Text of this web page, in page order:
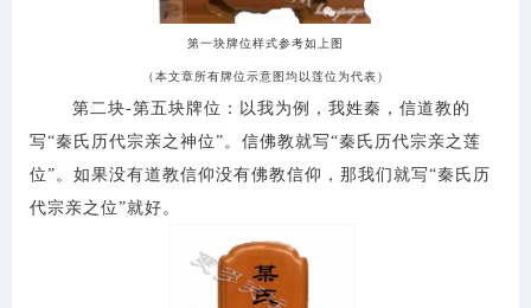
第一块牌位样式参考如上图
（本文章所有牌位示意图均以莲位为代表）
第二块-第五块牌位：以我为例，我姓秦，信道教的
写“秦氏历代宗亲之神位”。信佛教就写“秦氏历代宗亲之莲
位”。如果没有道教信仰没有佛教信仰，那我们就写“秦氏历
代宗亲之位”就好。